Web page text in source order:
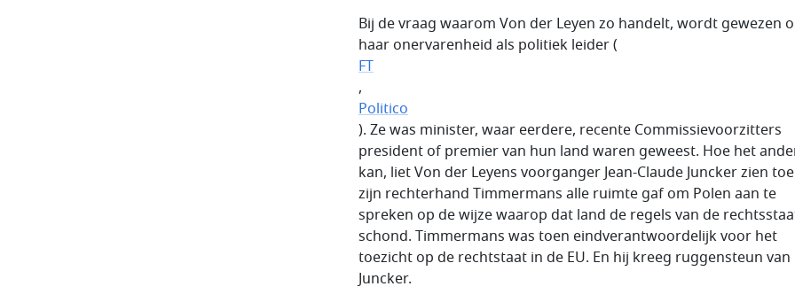
Bij de vraag waarom Von der Leyen zo handelt, wordt gewezen
haar onervarenheid als politiek leider (
FT
,
Politico
). Ze was minister, waar eerdere, recente Commissievoorzitters
president of premier van hun land waren geweest. Hoe het
kan, liet Von der Leyens voorganger Jean-Claude Juncker zien
zijn rechterhand Timmermans alle ruimte gaf om Polen aan te
spreken op de wijze waarop dat land de regels van de
schond. Timmermans was toen eindverantwoordelijk voor het
toezicht op de rechtstaat in de EU. En hij kreeg ruggensteun van
Juncker.